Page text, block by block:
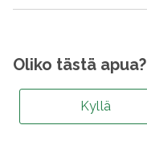
Oliko tästä apua?
Kyllä